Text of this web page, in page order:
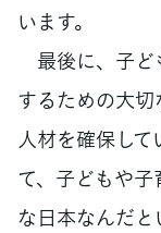
います。
最後に、子ど
するための大
人材を確保し
て、子どもや
な日本なんだ